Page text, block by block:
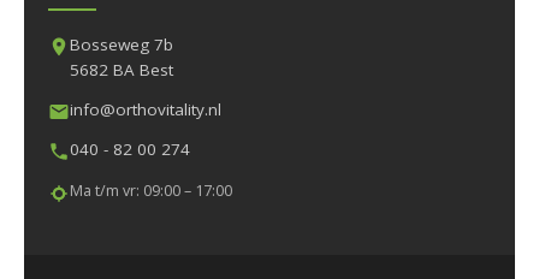
Bosseweg 7b
5682 BA Best
info@orthovitality.nl
040 - 82 00 274
Ma t/m vr: 09:00 – 17:00